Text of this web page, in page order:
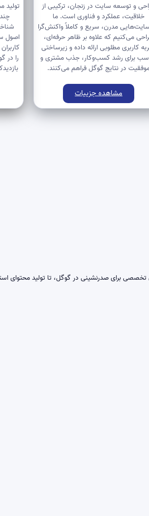
و توسعه سایت در زنجان، ترکیبی از
خلاقیت، عملکرد و فناوری است. ما
مدرن، سریع و کاملاً واکنش‌گرا
می‌کنیم که علاوه بر ظاهر حرفه‌ای،
کاربری مطلوبی ارائه داده و زیرساختی
برای رشد کسب‌وکار، جذب مشتری و
در نتایج گوگل فراهم می‌کنند.
مشاهده جزییات
تولید
اصول
را در
برای صدرنشینی در گوگل، تا تولید محتوای